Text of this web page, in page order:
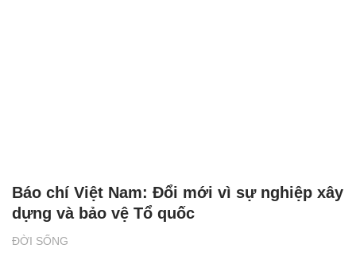
ĐỜI SỐNG
Báo chí Việt Nam: Đổi mới vì sự nghiệp xây
dựng và bảo vệ Tổ quốc